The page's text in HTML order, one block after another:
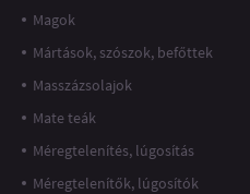
Magok
Mártások, szószok, befőttek
Masszázsolajok
Mate teák
Méregtelenítés, lúgosítás
Méregtelenítők, lúgosítók